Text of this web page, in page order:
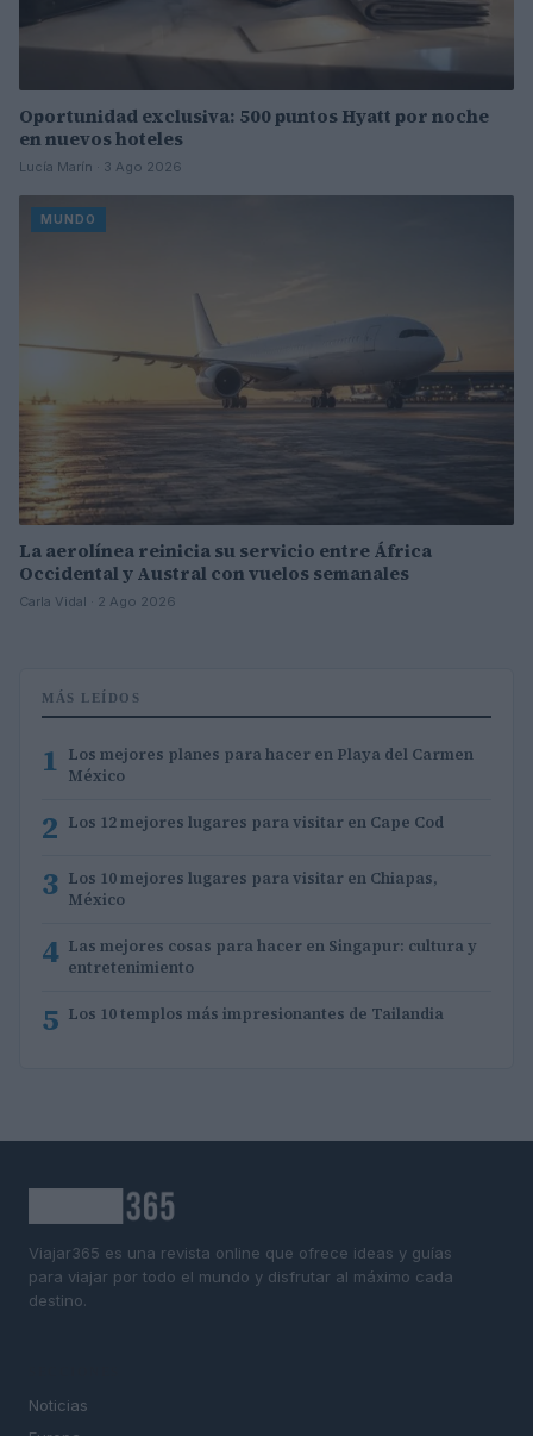
Oportunidad exclusiva: 500 puntos Hyatt por noche
en nuevos hoteles
Lucía Marín · 3 Ago 2026
MUNDO
La aerolínea reinicia su servicio entre África
Occidental y Austral con vuelos semanales
Carla Vidal · 2 Ago 2026
MÁS LEÍDOS
1 Los mejores planes para hacer en Playa del Carmen
México
2 Los 12 mejores lugares para visitar en Cape Cod
3 Los 10 mejores lugares para visitar en Chiapas,
México
4 Las mejores cosas para hacer en Singapur: cultura y
entretenimiento
5 Los 10 templos más impresionantes de Tailandia
Viajar365 es una revista online que ofrece ideas y guías
para viajar por todo el mundo y disfrutar al máximo cada
destino.
Noticias